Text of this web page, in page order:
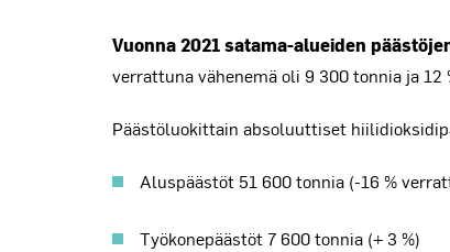
Vuonna 2021 satama-alueiden
verrattuna vähenemä oli 9 300 tonnia ja 12
Päästöluokittain absoluuttiset
Aluspäästöt 51 600 tonnia (-16 %
Työkonepäästöt 7 600 tonnia (+ 3 %)